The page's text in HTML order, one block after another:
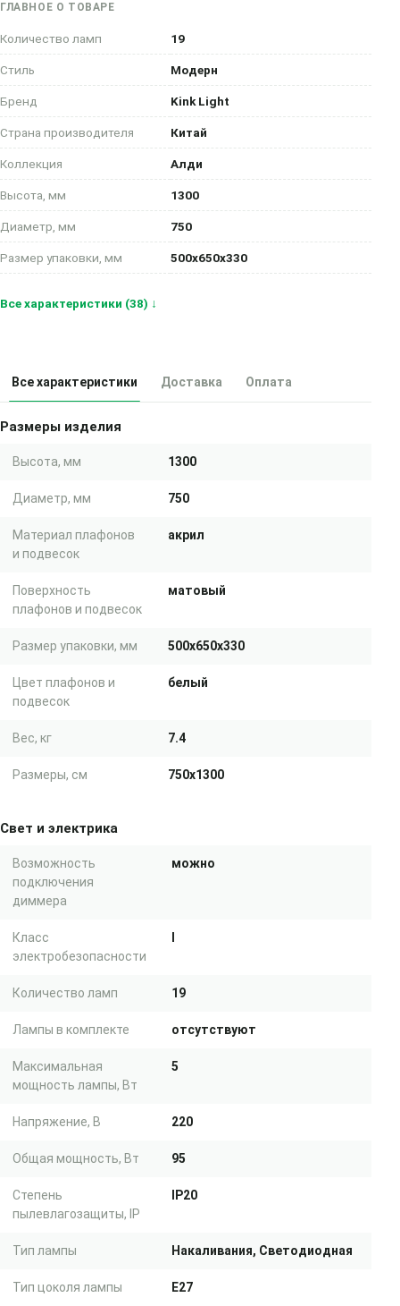
ГЛАВНОЕ О ТОВАРЕ
Количество ламп 19
Стиль Модерн
Бренд Kink Light
Страна производителя Китай
Коллекция Алди
Высота, мм 1300
Диаметр, мм 750
Размер упаковки, мм 500x650x330
Все характеристики (38) ↓
Все характеристики Доставка Оплата
Размеры изделия
Высота, мм 1300
Диаметр, мм 750
Материал плафонов
и подвесок
акрил
Поверхность
плафонов и подвесок
матовый
Размер упаковки, мм 500x650x330
Цвет плафонов и
подвесок
белый
Вес, кг 7.4
Размеры, см 750x1300
Свет и электрика
Возможность
подключения
диммера
можно
Класс
электробезопасности
Количество ламп 19
Лампы в комплекте отсутствуют
Максимальная
мощность лампы, Вт
5
Напряжение, В 220
Общая мощность, Вт 95
Степень
пылевлагозащиты, IP
IP20
Тип лампы Накаливания, Светодиодная
Тип цоколя лампы E27